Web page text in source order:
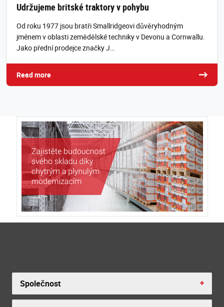
Udržujeme britské traktory v pohybu
Od roku 1977 jsou bratři Smallridgeovi důvěryhodným
jménem v oblasti zemědělské techniky v Devonu a Cornwallu.
Jako přední prodejce značky J…
Read more
Společnost